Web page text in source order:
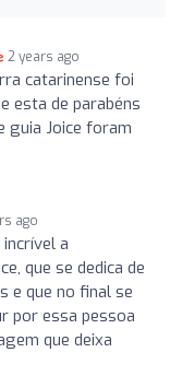
2 years ago
catarinense foi
esta de parabéns
guia Joice foram
ago
a
que se dedica de
e que no final se
por essa pessoa
que deixa